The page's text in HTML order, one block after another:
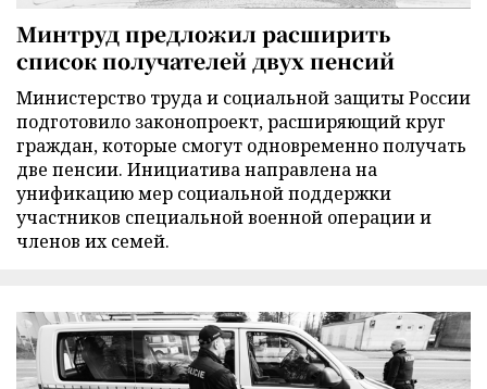
Минтруд предложил расширить
список получателей двух пенсий
Министерство труда и социальной защиты России
подготовило законопроект, расширяющий круг
граждан, которые смогут одновременно получать
две пенсии. Инициатива направлена на
унификацию мер социальной поддержки
участников специальной военной операции и
членов их семей.